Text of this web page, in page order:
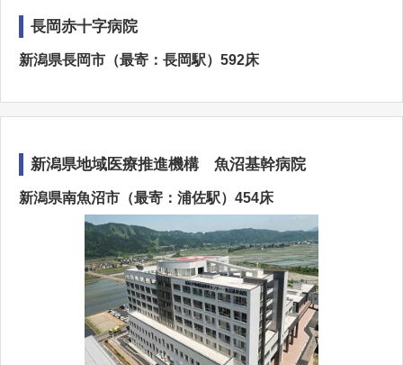
長岡赤十字病院
新潟県長岡市（最寄：長岡駅）592床
新潟県地域医療推進機構 魚沼基幹病院
新潟県南魚沼市（最寄：浦佐駅）454床